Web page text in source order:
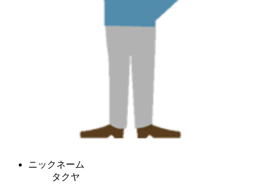
ニックネーム
タクヤ